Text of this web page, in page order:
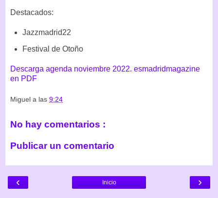
Destacados:
Jazzmadrid22
Festival de Otoño
Descarga agenda noviembre 2022. esmadridmagazine
en PDF
Miguel a las 9:24
No hay comentarios :
Publicar un comentario
‹ ›
Inicio